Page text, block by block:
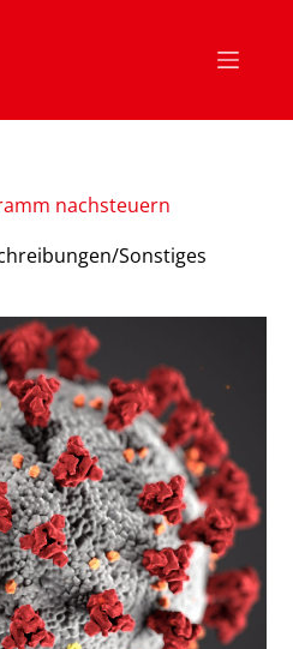
nachsteuern
Sonstiges